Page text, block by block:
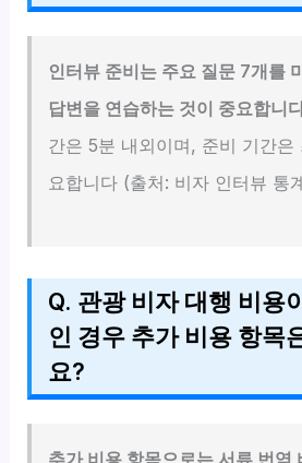
인터뷰 준비는 주요 질문 7개를
답변을 연습하는 것이 중요합니
간은 5분 내외이며, 준비 기간은
요합니다 (출처: 비자 인터뷰 통
Q. 관광 비자 대행 비용
인 경우 추가 비용 항목
요?
추가 비용 항목으로는 서류 번역